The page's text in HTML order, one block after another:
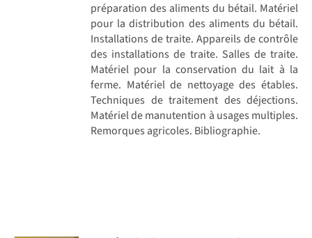
préparation des aliments du bétail. Matériel
pour la distribution des aliments du bétail.
Installations de traite. Appareils de contrôle
des installations de traite. Salles de traite.
Matériel pour la conservation du lait à la
ferme. Matériel de nettoyage des étables.
Techniques de traitement des déjections.
Matériel de manutention à usages multiples.
Remorques agricoles. Bibliographie.